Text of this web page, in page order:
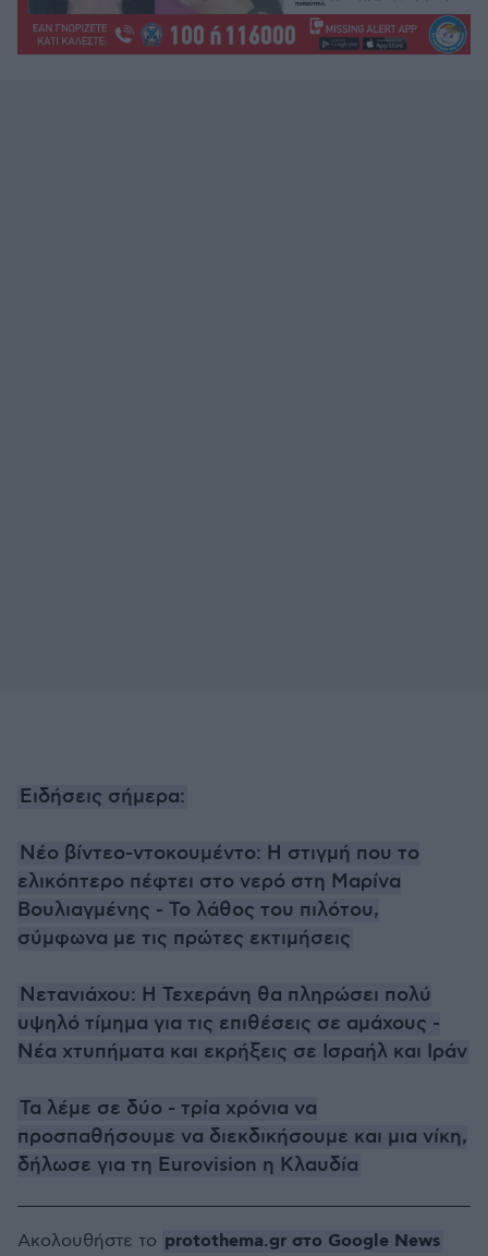
Ειδήσεις σήμερα:
Νέο βίντεο-ντοκουμέντο: Η στιγμή που το
ελικόπτερο πέφτει στο νερό στη Μαρίνα
Βουλιαγμένης - Το λάθος του πιλότου,
σύμφωνα με τις πρώτες εκτιμήσεις
Νετανιάχου: Η Τεχεράνη θα πληρώσει πολύ
υψηλό τίμημα για τις επιθέσεις σε αμάχους -
Νέα χτυπήματα και εκρήξεις σε Ισραήλ και Ιράν
Τα λέμε σε δύο - τρία χρόνια να
προσπαθήσουμε να διεκδικήσουμε και μια νίκη,
δήλωσε για τη Eurovision η Κλαυδία
Ακολουθήστε το protothema.gr στο Google News